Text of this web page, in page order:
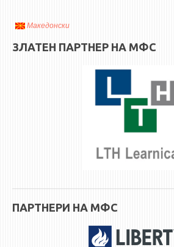
Македонски
ЗЛАТЕН ПАРТНЕР НА МФС
ПАРТНЕРИ НА МФС